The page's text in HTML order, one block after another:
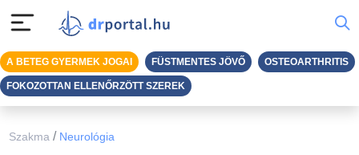
Szakma / Neurológia
A BETEG GYERMEK JOGAI FÜSTMENTES JÖVŐ OSTEOARTHRITIS
FOKOZOTTAN ELLENŐRZÖTT SZEREK